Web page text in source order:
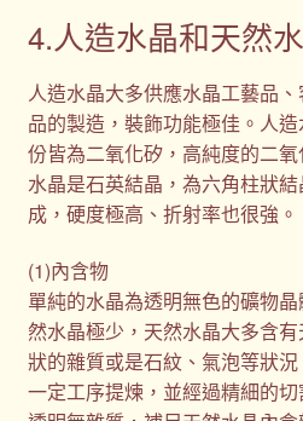
4.人造水晶和天然
人造水晶大多供應水晶工藝品
品的製造，裝飾功能極佳。人
份皆為二氧化矽，高純度的二
水晶是石英結晶，為六角柱狀
成，硬度極高、折射率也很強。
(1)內含物
單純的水晶為透明無色的礦物
然水晶極少，天然水晶大多含
狀的雜質或是石紋、氣泡等狀
一定工序提煉，並經過精細的